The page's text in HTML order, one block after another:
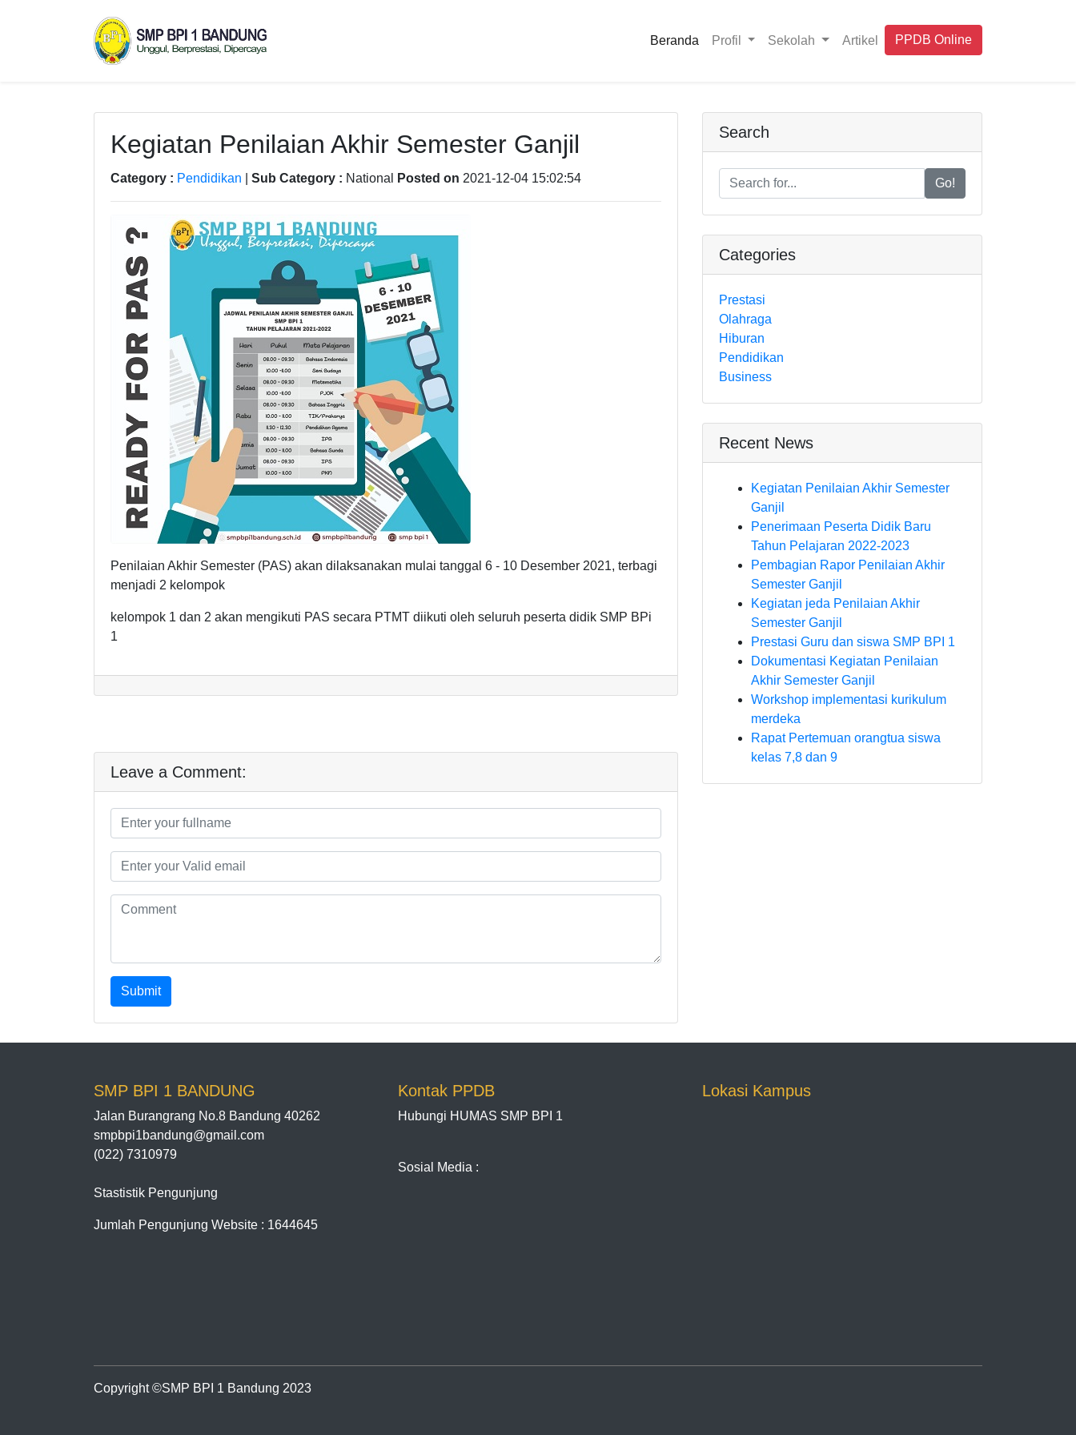
Beranda Profil Sekolah Artikel PPDB Online
Kegiatan Penilaian Akhir Semester Ganjil
Category : Pendidikan Sub Category : National Posted on 2021-12-04 15:02:54
Penilaian Akhir Semester (PAS) akan dilaksanakan mulai tanggal 6 - 10 Desember 2021, terbagi
menjadi 2 kelompok
kelompok 1 dan 2 akan mengikuti PAS secara PTMT diikuti oleh seluruh peserta didik SMP BPi
1
Search
Go!
Categories
Prestasi
Olahraga
Hiburan
Pendidikan
Business
Recent News
Kegiatan Penilaian Akhir Semester
Ganjil
Penerimaan Peserta Didik Baru
Tahun Pelajaran 2022-2023
Pembagian Rapor Penilaian Akhir
Semester Ganjil
Kegiatan jeda Penilaian Akhir
Semester Ganjil
Prestasi Guru dan siswa SMP BPI 1
Dokumentasi Kegiatan Penilaian
Akhir Semester Ganjil
Workshop implementasi kurikulum
merdeka
Rapat Pertemuan orangtua siswa
kelas 7,8 dan 9
Leave a Comment:
Submit
SMP BPI 1 BANDUNG
Jalan Burangrang No.8 Bandung 40262
smpbpi1bandung@gmail.com
(022) 7310979
Stastistik Pengunjung
Jumlah Pengunjung Website : 1644645
Kontak PPDB
Hubungi HUMAS SMP BPI 1
Sosial Media :
Lokasi Kampus
Copyright ©SMP BPI 1 Bandung 2023